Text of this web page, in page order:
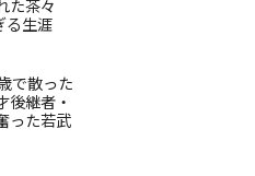
た茶々
る生涯
で散った
後継者・
った若武